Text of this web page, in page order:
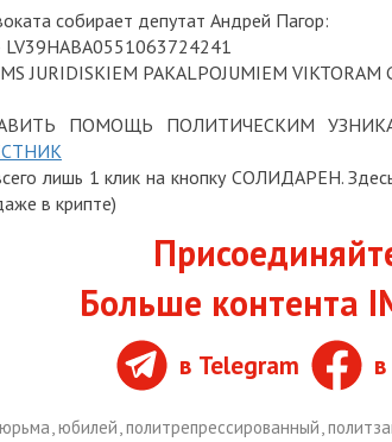
собирает депутат Андрей Пагор:
LV39HABA0551063724241
JURIDISKIEM PAKALPOJUMIEM VIKTORAM
ПОМОЩЬ ПОЛИТИЧЕСКИМ
лишь 1 клик на кнопку СОЛИДАРЕН.
в крипте)
Больше контента
в Telegram
,юбилей,политрепрессированный,